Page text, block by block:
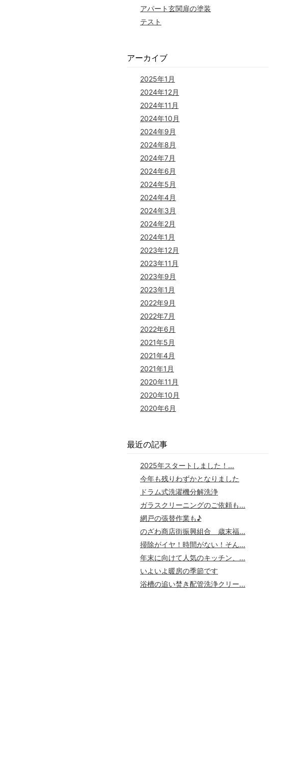
アパート玄関扉の塗装
テスト
アーカイブ
2025年1月
2024年12月
2024年11月
2024年10月
2024年9月
2024年8月
2024年7月
2024年6月
2024年5月
2024年4月
2024年3月
2024年2月
2024年1月
2023年12月
2023年11月
2023年9月
2023年1月
2022年9月
2022年7月
2022年6月
2021年5月
2021年4月
2021年1月
2020年11月
2020年10月
2020年6月
最近の記事
2025年スタートしました！...
今年も残りわずかとなりました
ドラム式洗濯機分解洗浄
ガラスクリーニングのご依頼も...
網戸の張替作業も♪
のざわ商店街振興組合 歳末福...
掃除がイヤ！時間がない！そん...
年末に向けて人気のキッチン、...
いよいよ暖房の季節です
浴槽の追い焚き配管洗浄クリー...